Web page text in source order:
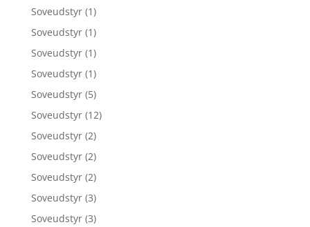
Soveudstyr (1)
Soveudstyr (1)
Soveudstyr (1)
Soveudstyr (1)
Soveudstyr (5)
Soveudstyr (12)
Soveudstyr (2)
Soveudstyr (2)
Soveudstyr (2)
Soveudstyr (3)
Soveudstyr (3)